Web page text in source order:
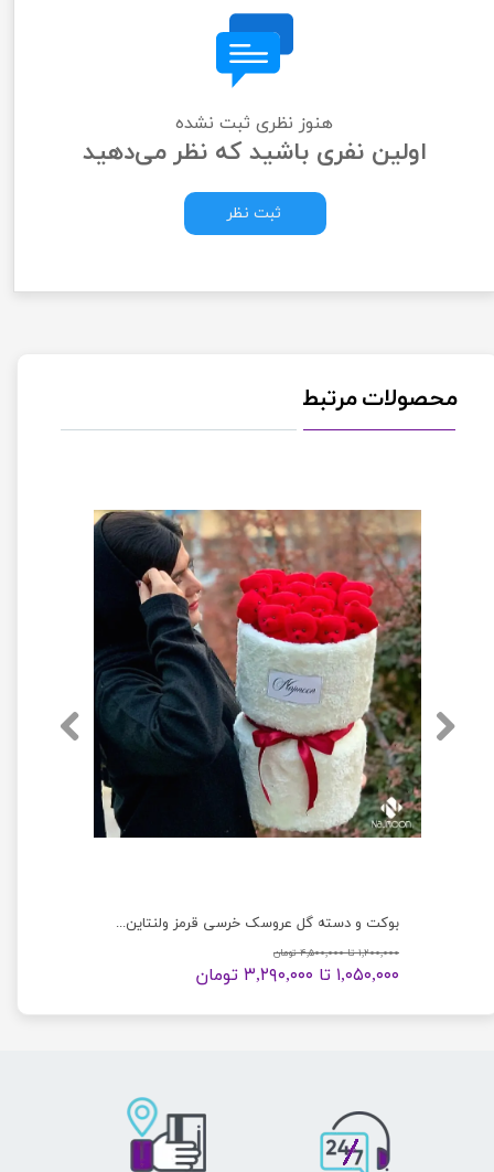
هنوز نظری ثبت نشده
اولین نفری باشید که نظر می‌دهید
ثبت نظر
محصولات مرتبط
بوکت و دسته گل عروسک خرسی قرمز ولنتاین کادو لاکچری
۱,۲۰۰,۰۰۰ تا ۴,۵۰۰,۰۰۰ تومان
۱,۰۵۰,۰۰۰ تا ۳,۲۹۰,۰۰۰ تومان